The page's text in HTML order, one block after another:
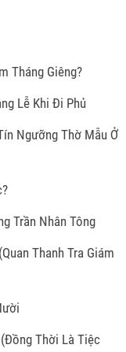
Tháng Giêng?
Lễ Khi Đi Phủ
Ngưỡng Thờ Mẫu Ở
Trần Nhân Tông
Thời Là Tiệc